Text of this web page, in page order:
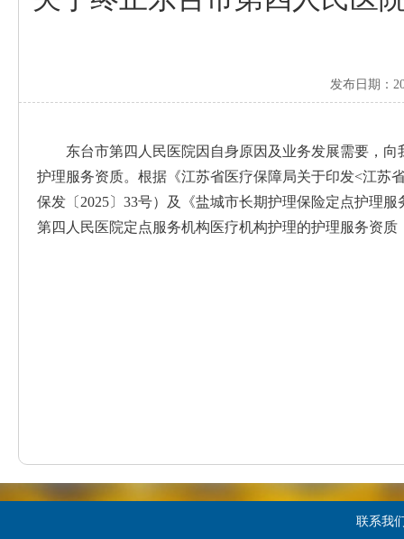
发布日期：
东台市第四人民医院因自身原因及业务发展需要，
护理服务资质。根据《江苏省医疗保障局关于印发<江苏
保发〔2025〕33号）及《盐城市长期护理保险定点护理
第四人民医院定点服务机构医疗机构护理的护理服务资
联系我